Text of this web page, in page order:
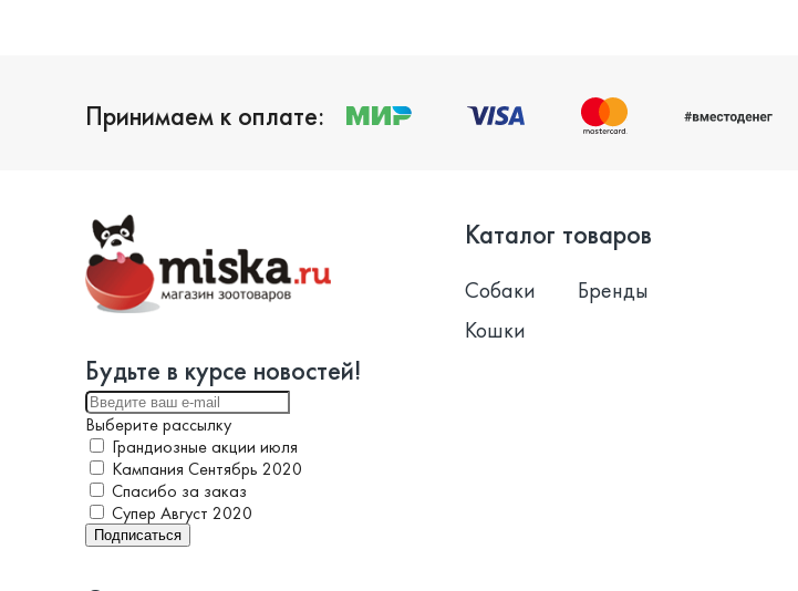
Принимаем к оплате:
Будьте в курсе новостей!
Выберите рассылку
Грандиозные акции июля
Кампания Сентябрь 2020
Спасибо за заказ
Супер Август 2020
Подписаться
Каталог товаров
Собаки
Кошки
Бренды